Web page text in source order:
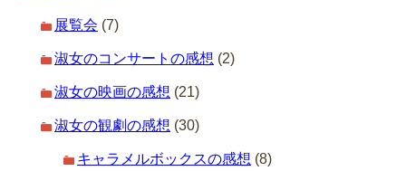
展覧会 (7)
淑女のコンサートの感想 (2)
淑女の映画の感想 (21)
淑女の観劇の感想 (30)
キャラメルボックスの感想 (8)